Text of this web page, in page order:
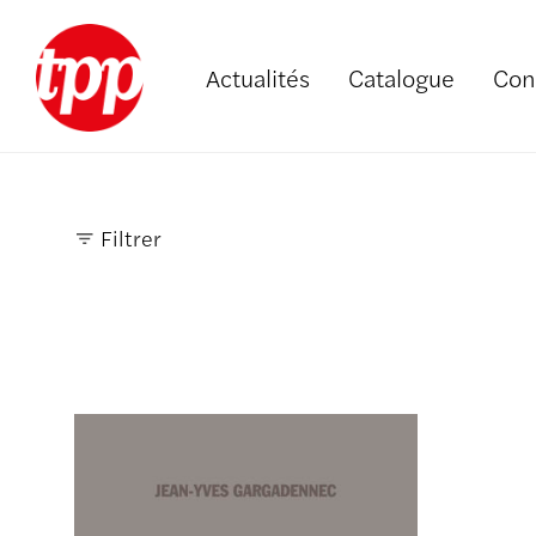
Actualités Catalogue
Filtrer